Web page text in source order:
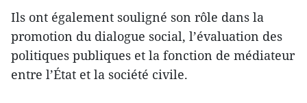
Ils ont également souligné son rôle dans la
promotion du dialogue social, l’évaluation des
politiques publiques et la fonction de médiateur
entre l’État et la société civile.